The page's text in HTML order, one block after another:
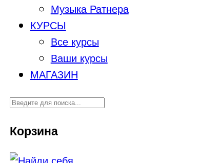
Музыка Ратнера
КУРСЫ
Все курсы
Ваши курсы
МАГАЗИН
Корзина